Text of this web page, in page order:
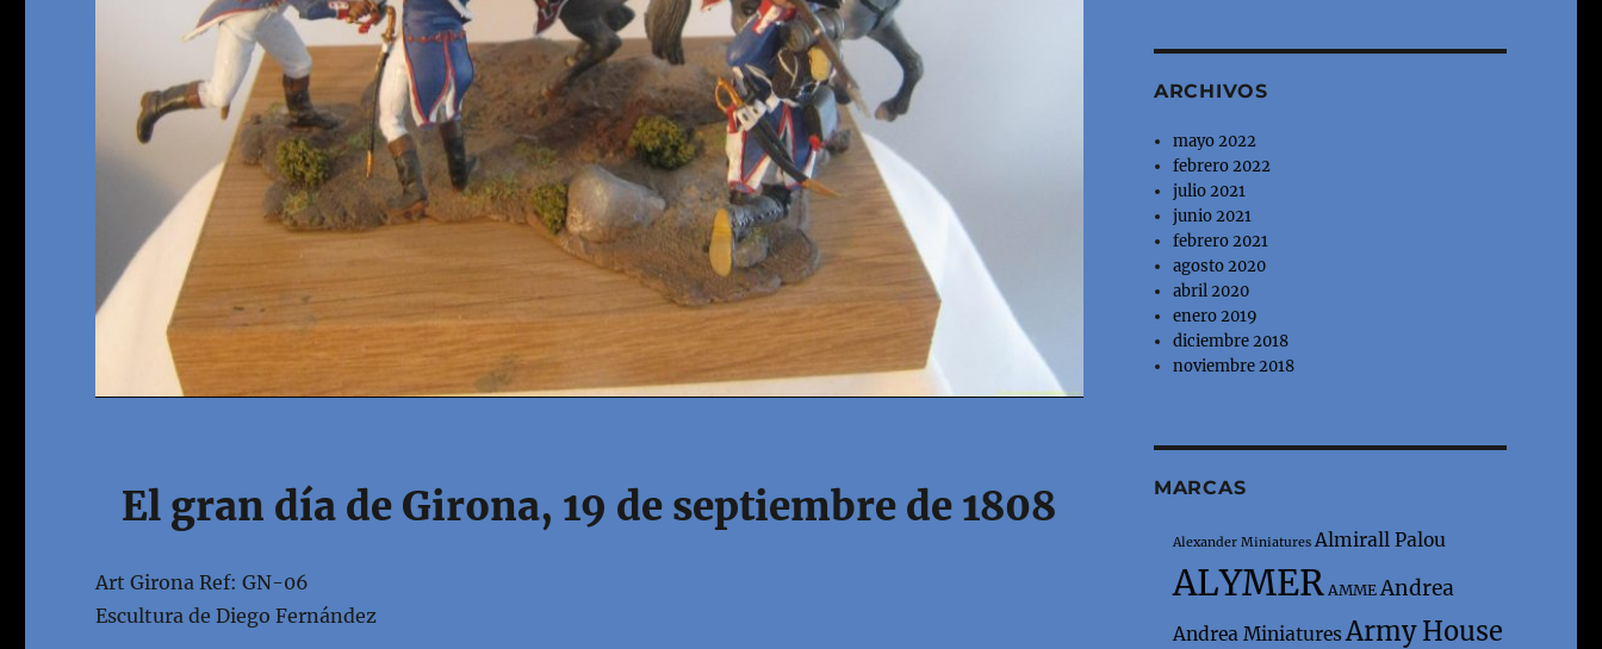
El gran día de Girona, 19 de septiembre de 1808
Art Girona Ref: GN-06
Escultura de Diego Fernández
ARCHIVOS
mayo 2022
febrero 2022
julio 2021
junio 2021
febrero 2021
agosto 2020
abril 2020
enero 2019
diciembre 2018
noviembre 2018
MARCAS
Alexander Miniatures Almirall Palou
ALYMER AMME Andrea
Andrea MiniaturesArmy House